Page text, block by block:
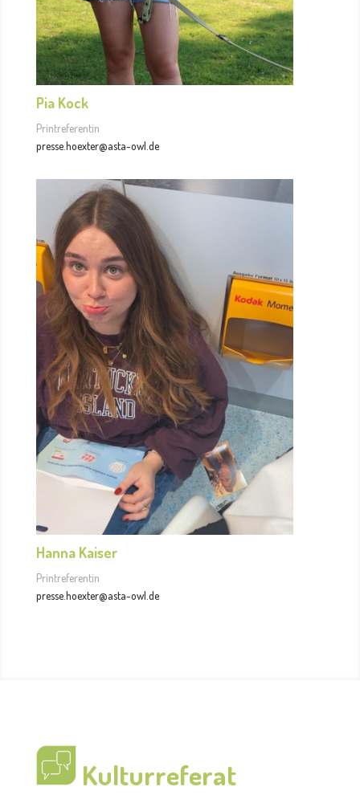
Pia Kock
Printreferentin
presse.hoexter@asta-owl.de
Hanna Kaiser
Printreferentin
presse.hoexter@asta-owl.de
Kulturreferat